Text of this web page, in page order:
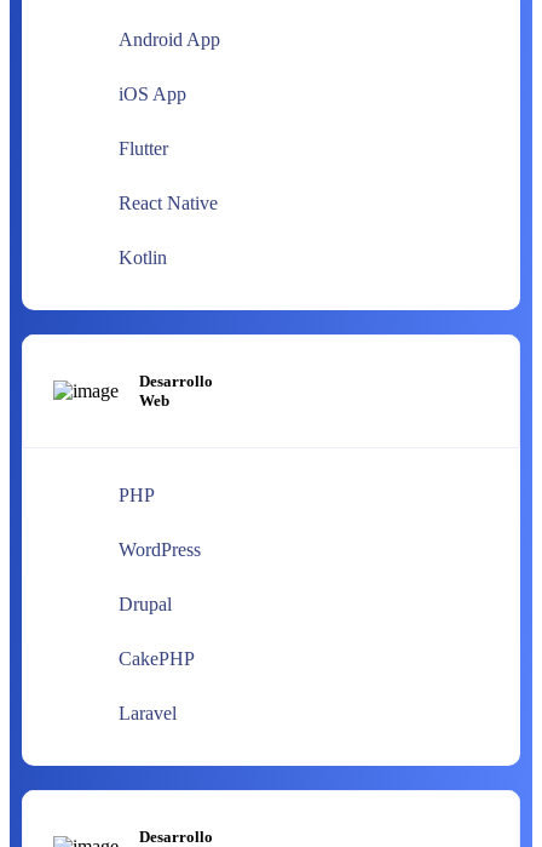
Android App
iOS App
Flutter
React Native
Kotlin
Desarrollo
Web
PHP
WordPress
Drupal
CakePHP
Laravel
Desarrollo